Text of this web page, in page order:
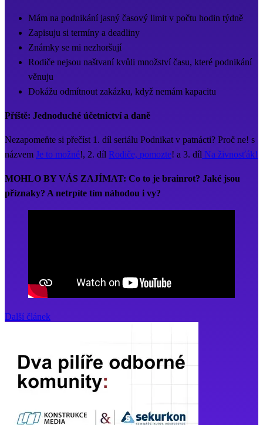
Mám na podnikání jasný časový limit v počtu hodin týdně
Zapisuju si termíny a deadliny
Známky se mi nezhoršují
Rodiče nejsou naštvaní kvůli množství času, které podnikání
věnuju
Dokážu odmítnout zakázku, když nemám kapacitu
Příště: Jednoduché účetnictví a daně
Nezapomeňte si přečíst 1. díl seriálu Podnikat v patnácti? Proč ne! s
názvem Je to možné!, 2. díl Rodiče, pomozte! a 3. díl Na živnosťák!
MOHLO BY VÁS ZAJÍMAT: Co to je brainrot? Jaké jsou
příznaky? A netrpíte tím náhodou i vy?
Další článek